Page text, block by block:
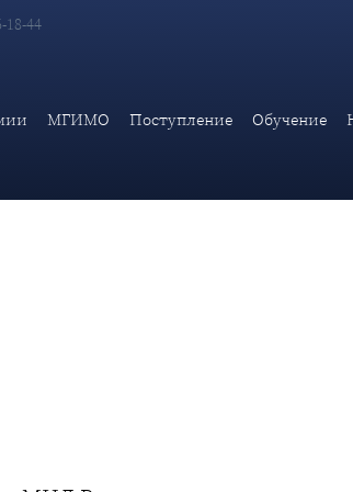
18-44
МГИМО Поступление Обучение
медалью ордена «За заслуги перед